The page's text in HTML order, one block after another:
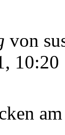
von
10:20